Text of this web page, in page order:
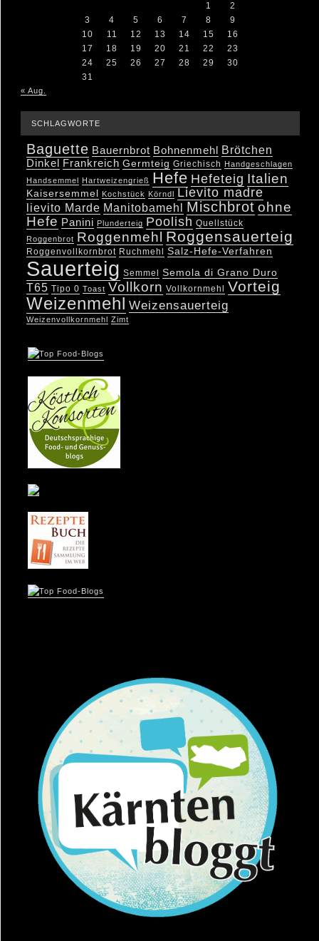
1
2
3
4 5 6 7 8
9
10
11 12 13 14 15
16
17
18 19 20 21 22
23
24
25 26 27 28 29
30
31
« Aug.
SCHLAGWORTE
Baguette Bauernbrot Bohnenmehl Brötchen
Dinkel Frankreich Germteig Griechisch
Handgeschlagen
Handsemmel
Hartweizengrieß Hefe Hefeteig Italien
Kaisersemmel Kochstück Körndl Lievito madre
lievito Marde Manitobamehl Mischbrot ohne
Hefe Panini Plunderteig Poolish Quellstück
Roggenbrot Roggenmehl Roggensauerteig
Roggenvollkornbrot Ruchmehl Salz-Hefe-Verfahren
Sauerteig Semmel Semola di Grano Duro
T65 Tipo 0 Toast Vollkorn Vollkornmehl Vorteig
Weizenmehl Weizensauerteig
Weizenvollkornmehl Zimt